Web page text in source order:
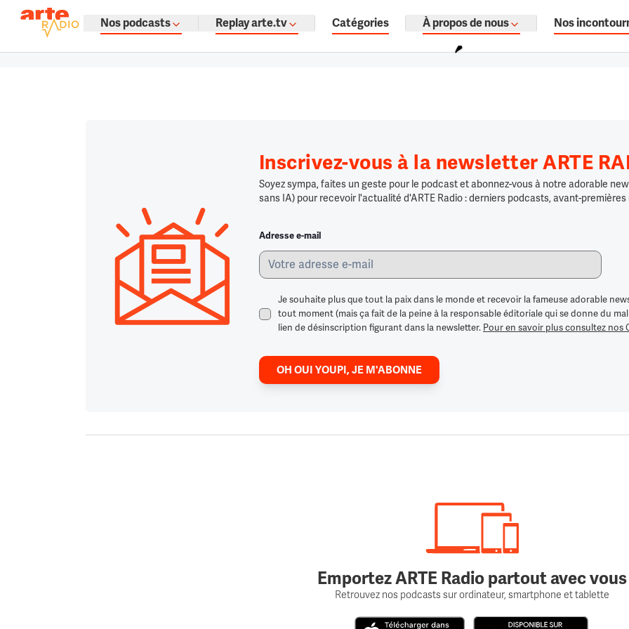
Retour à la page d'accueil
La fine fleur du podcast par ARTE
Podcasts à gogo : émissions, témoignages, documentaires audio.
Nos podcasts Replay arte.tv Catégories À propos de nous Nos
Inscrivez-vous à la newsletter ARTE
Soyez sympa, faites un geste pour le podcast et abonnez-vous à notre adorable
sans IA) pour recevoir l'actualité d'ARTE Radio : derniers podcasts, avant-
Adresse e-mail
Je souhaite plus que tout la paix dans le monde et recevoir la fameuse adorable
tout moment (mais ça fait de la peine à la responsable éditoriale qui se donne du
lien de désinscription figurant dans la newsletter. Pour en savoir plus consultez nos
OH OUI YOUPI, JE M'ABONNE
Emportez ARTE Radio partout avec vous
Retrouvez nos podcasts sur ordinateur, smartphone et tablette